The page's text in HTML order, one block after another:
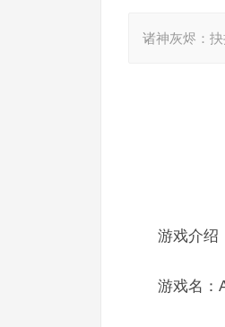
诸神灰烬：
游戏介绍
游戏名：